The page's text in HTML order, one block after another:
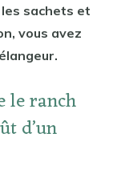
sachets et
vous avez
le ranch
d’un